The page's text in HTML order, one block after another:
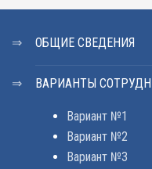
ОБЩИЕ СВЕДЕНИЯ
ВАРИАНТЫ
Вариант №1
Вариант №2
Вариант №3